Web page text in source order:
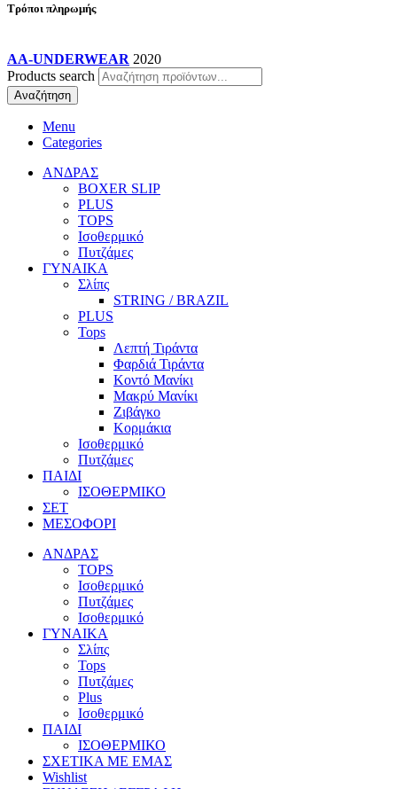
Τρόποι πληρωμής
AA-UNDERWEAR 2020
Products search
Αναζήτηση
Menu
Categories
ΑΝΔΡΑΣ
BOXER SLIP
PLUS
TOPS
Ισοθερμικό
Πυτζάμες
ΓΥΝΑΙΚΑ
Σλίπς
STRING / BRAZIL
PLUS
Tops
Λεπτή Τιράντα
Φαρδιά Τιράντα
Κοντό Μανίκι
Μακρύ Μανίκι
Ζιβάγκο
Κορμάκια
Ισοθερμικό
Πυτζάμες
ΠΑΙΔΙ
ΙΣΟΘΕΡΜΙΚΟ
ΣΕΤ
ΜΕΣΟΦΟΡΙ
ΑΝΔΡΑΣ
TOPS
Ισοθερμικό
Πυτζάμες
Ισοθερμικό
ΓΥΝΑΙΚΑ
Σλίπς
Tops
Πυτζάμες
Plus
Ισοθερμικό
ΠΑΙΔΙ
ΙΣΟΘΕΡΜΙΚΟ
ΣΧΕΤΙΚΑ ΜΕ ΕΜΑΣ
Wishlist